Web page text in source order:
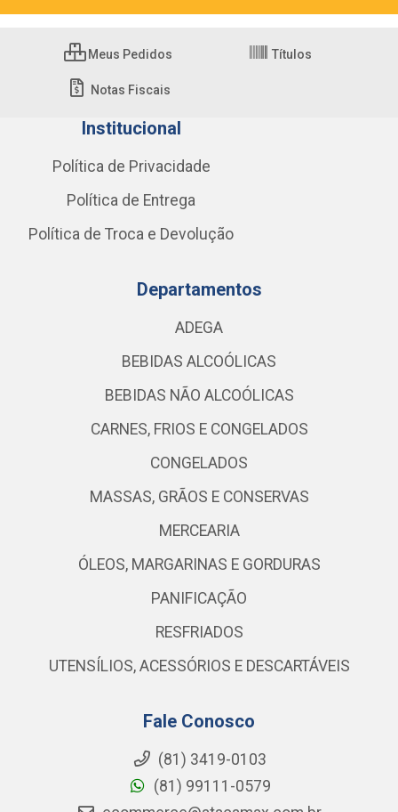
Meus Pedidos Títulos
Notas Fiscais
Institucional
Política de Privacidade
Política de Entrega
Política de Troca e Devolução
Departamentos
ADEGA
BEBIDAS ALCOÓLICAS
BEBIDAS NÃO ALCOÓLICAS
CARNES, FRIOS E CONGELADOS
CONGELADOS
MASSAS, GRÃOS E CONSERVAS
MERCEARIA
ÓLEOS, MARGARINAS E GORDURAS
PANIFICAÇÃO
RESFRIADOS
UTENSÍLIOS, ACESSÓRIOS E DESCARTÁVEIS
Fale Conosco
(81) 3419-0103
(81) 99111-0579